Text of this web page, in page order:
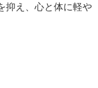
抑え、心と体に軽や